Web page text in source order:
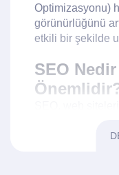
Optimizasyonu)
görünürlüğünü
etkili bir şekilde
SEO
teknik ve